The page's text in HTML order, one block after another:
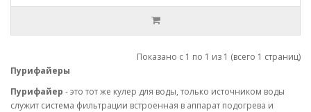
Показано с 1 по 1 из 1 (всего 1 страниц)
Пурифайеры
Пурифайер - это тот же кулер для воды, только источником воды
служит система фильтрации встроенная в аппарат подогрева и